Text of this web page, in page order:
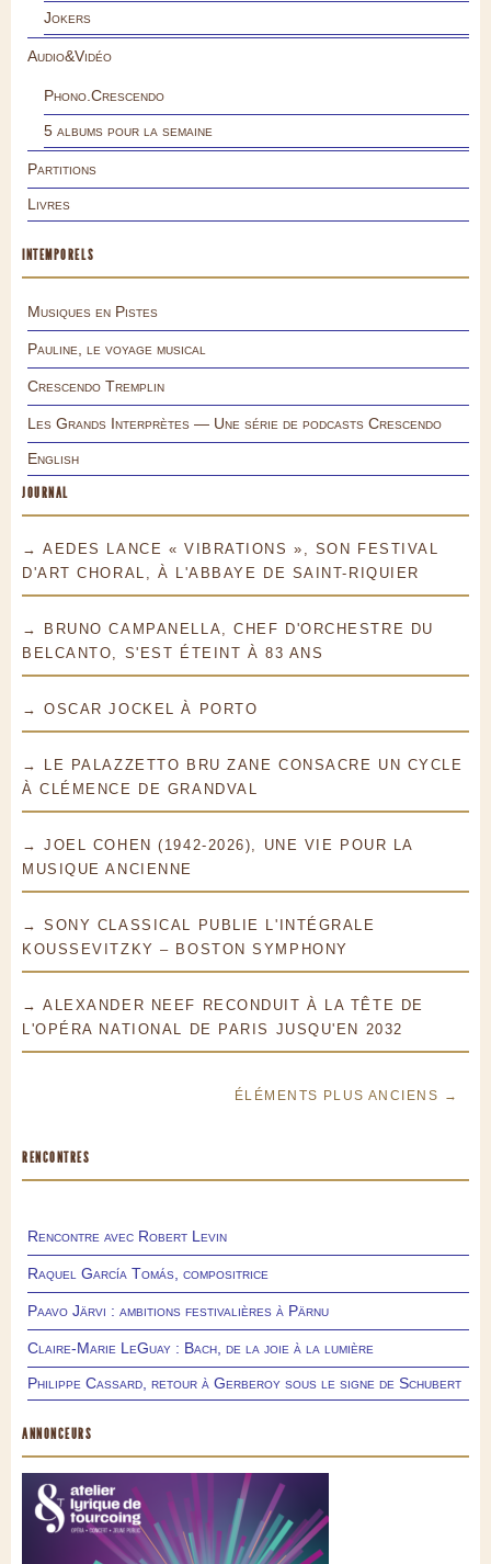
Jokers
Audio&Vidéo
Phono.Crescendo
5 albums pour la semaine
Partitions
Livres
INTEMPORELS
Musiques en Pistes
Pauline, le voyage musical
Crescendo Tremplin
Les Grands Interprètes — Une série de podcasts Crescendo
English
JOURNAL
→ AEDES LANCE « VIBRATIONS », SON FESTIVAL
D'ART CHORAL, À L'ABBAYE DE SAINT-RIQUIER
→ BRUNO CAMPANELLA, CHEF D'ORCHESTRE DU
BELCANTO, S'EST ÉTEINT À 83 ANS
→ OSCAR JOCKEL À PORTO
→ LE PALAZZETTO BRU ZANE CONSACRE UN CYCLE
À CLÉMENCE DE GRANDVAL
→ JOEL COHEN (1942-2026), UNE VIE POUR LA
MUSIQUE ANCIENNE
→ SONY CLASSICAL PUBLIE L'INTÉGRALE
KOUSSEVITZKY – BOSTON SYMPHONY
→ ALEXANDER NEEF RECONDUIT À LA TÊTE DE
L'OPÉRA NATIONAL DE PARIS JUSQU'EN 2032
ÉLÉMENTS PLUS ANCIENS →
RENCONTRES
Rencontre avec Robert Levin
Raquel García Tomás, compositrice
Paavo Järvi : ambitions festivalières à Pärnu
Claire-Marie LeGuay : Bach, de la joie à la lumière
Philippe Cassard, retour à Gerberoy sous le signe de Schubert
ANNONCEURS